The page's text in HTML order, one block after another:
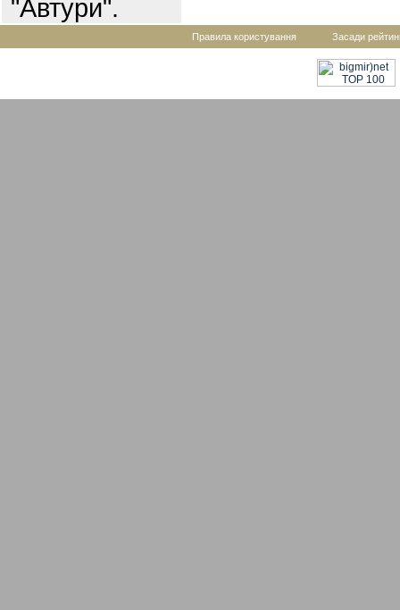
"Автури".
Правила користування Засади